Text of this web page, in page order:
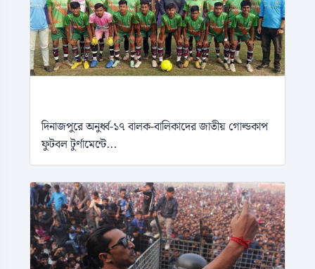
দিনাজপুরে অনুর্ধ্ব-১৭ বালক-বালিকাদের জাতীয় গোল্ডকাপ
ফুটবল টুর্ণামেন্টে...